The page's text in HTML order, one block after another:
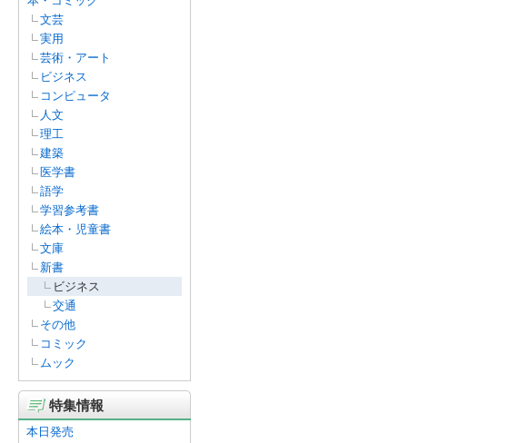
文芸
実用
芸術・アート
ビジネス
コンピュータ
人文
理工
建築
医学書
語学
学習参考書
絵本・児童書
文庫
新書
ビジネス
交通
その他
コミック
ムック
特集情報
本日発売